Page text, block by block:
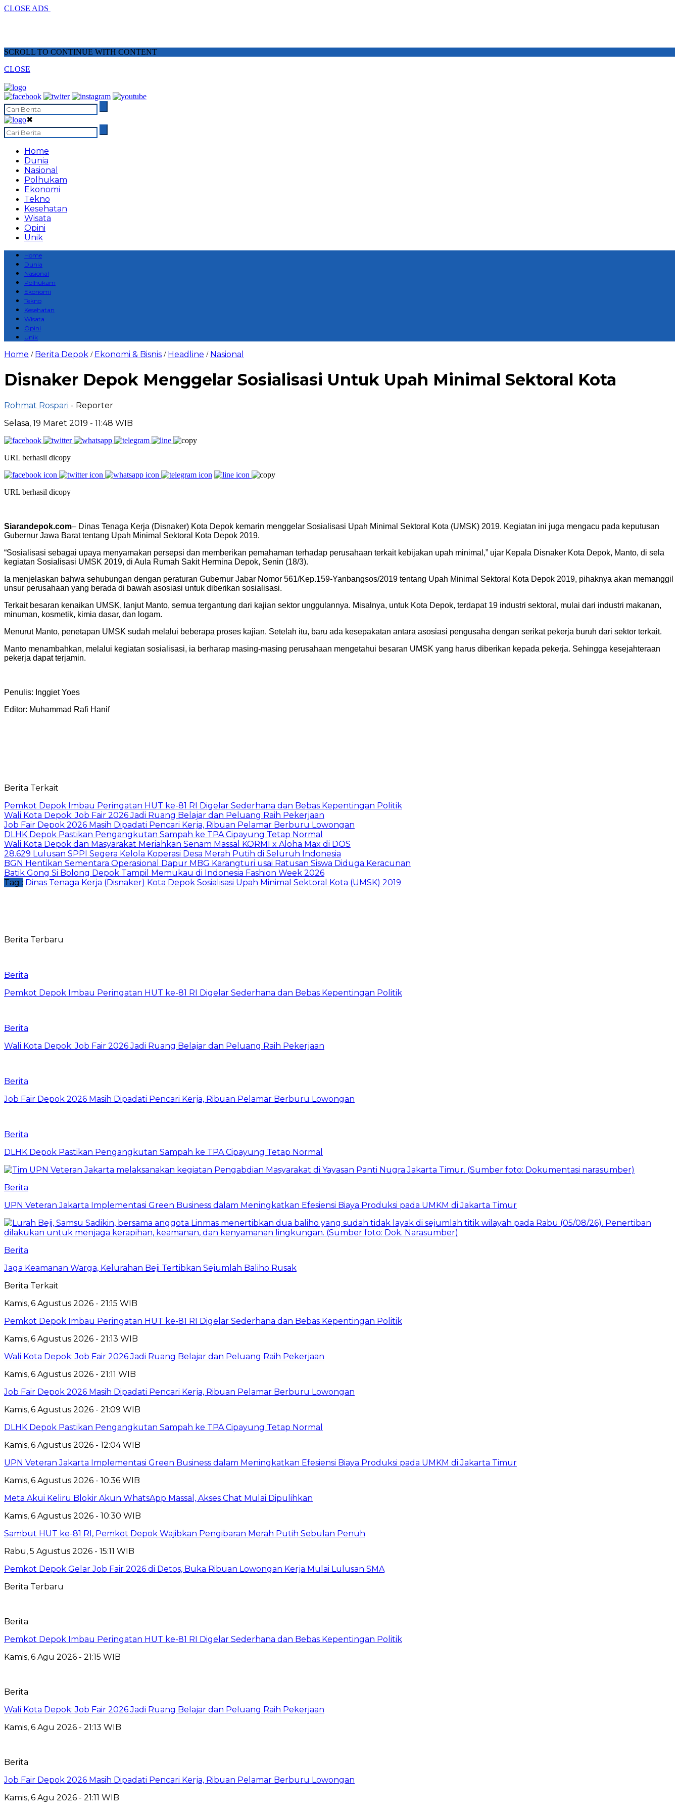
CLOSE ADS
SCROLL TO CONTINUE WITH CONTENT
CLOSE
✖
Home
Dunia
Nasional
Polhukam
Ekonomi
Tekno
Kesehatan
Wisata
Opini
Unik
Home
Dunia
Nasional
Polhukam
Ekonomi
Tekno
Kesehatan
Wisata
Opini
Unik
Home / Berita Depok / Ekonomi & Bisnis / Headline / Nasional
Disnaker Depok Menggelar Sosialisasi Untuk Upah Minimal Sektoral Kota
Rohmat Rospari - Reporter
Selasa, 19 Maret 2019 - 11:48 WIB
URL berhasil dicopy
URL berhasil dicopy
Siarandepok.com– Dinas Tenaga Kerja (Disnaker) Kota Depok kemarin menggelar Sosialisasi Upah Minimal Sektoral Kota (UMSK) 2019. Kegiatan ini juga mengacu pada keputusan
Gubernur Jawa Barat tentang Upah Minimal Sektoral Kota Depok 2019.
“Sosialisasi sebagai upaya menyamakan persepsi dan memberikan pemahaman terhadap perusahaan terkait kebijakan upah minimal,” ujar Kepala Disnaker Kota Depok, Manto, di sela
kegiatan Sosialisasi UMSK 2019, di Aula Rumah Sakit Hermina Depok, Senin (18/3).
Ia menjelaskan bahwa sehubungan dengan peraturan Gubernur Jabar Nomor 561/Kep.159-Yanbangsos/2019 tentang Upah Minimal Sektoral Kota Depok 2019, pihaknya akan memanggil
unsur perusahaan yang berada di bawah asosiasi untuk diberikan sosialisasi.
Terkait besaran kenaikan UMSK, lanjut Manto, semua tergantung dari kajian sektor unggulannya. Misalnya, untuk Kota Depok, terdapat 19 industri sektoral, mulai dari industri makanan,
minuman, kosmetik, kimia dasar, dan logam.
Menurut Manto, penetapan UMSK sudah melalui beberapa proses kajian. Setelah itu, baru ada kesepakatan antara asosiasi pengusaha dengan serikat pekerja buruh dari sektor terkait.
Manto menambahkan, melalui kegiatan sosialisasi, ia berharap masing-masing perusahaan mengetahui besaran UMSK yang harus diberikan kepada pekerja. Sehingga kesejahteraan
pekerja dapat terjamin.
Penulis: Inggiet Yoes
Editor: Muhammad Rafi Hanif
Berita Terkait
Pemkot Depok Imbau Peringatan HUT ke-81 RI Digelar Sederhana dan Bebas Kepentingan Politik
Wali Kota Depok: Job Fair 2026 Jadi Ruang Belajar dan Peluang Raih Pekerjaan
Job Fair Depok 2026 Masih Dipadati Pencari Kerja, Ribuan Pelamar Berburu Lowongan
DLHK Depok Pastikan Pengangkutan Sampah ke TPA Cipayung Tetap Normal
Wali Kota Depok dan Masyarakat Meriahkan Senam Massal KORMI x Aloha Max di DOS
28.629 Lulusan SPPI Segera Kelola Koperasi Desa Merah Putih di Seluruh Indonesia
BGN Hentikan Sementara Operasional Dapur MBG Karangturi usai Ratusan Siswa Diduga Keracunan
Batik Gong Si Bolong Depok Tampil Memukau di Indonesia Fashion Week 2026
Tag : Dinas Tenaga Kerja (Disnaker) Kota Depok Sosialisasi Upah Minimal Sektoral Kota (UMSK) 2019
Berita Terbaru
Berita
Pemkot Depok Imbau Peringatan HUT ke-81 RI Digelar Sederhana dan Bebas Kepentingan Politik
Berita
Wali Kota Depok: Job Fair 2026 Jadi Ruang Belajar dan Peluang Raih Pekerjaan
Berita
Job Fair Depok 2026 Masih Dipadati Pencari Kerja, Ribuan Pelamar Berburu Lowongan
Berita
DLHK Depok Pastikan Pengangkutan Sampah ke TPA Cipayung Tetap Normal
Berita
UPN Veteran Jakarta Implementasi Green Business dalam Meningkatkan Efesiensi Biaya Produksi pada UMKM di Jakarta Timur
Berita
Jaga Keamanan Warga, Kelurahan Beji Tertibkan Sejumlah Baliho Rusak
Berita Terkait
Kamis, 6 Agustus 2026 - 21:15 WIB
Pemkot Depok Imbau Peringatan HUT ke-81 RI Digelar Sederhana dan Bebas Kepentingan Politik
Kamis, 6 Agustus 2026 - 21:13 WIB
Wali Kota Depok: Job Fair 2026 Jadi Ruang Belajar dan Peluang Raih Pekerjaan
Kamis, 6 Agustus 2026 - 21:11 WIB
Job Fair Depok 2026 Masih Dipadati Pencari Kerja, Ribuan Pelamar Berburu Lowongan
Kamis, 6 Agustus 2026 - 21:09 WIB
DLHK Depok Pastikan Pengangkutan Sampah ke TPA Cipayung Tetap Normal
Kamis, 6 Agustus 2026 - 12:04 WIB
UPN Veteran Jakarta Implementasi Green Business dalam Meningkatkan Efesiensi Biaya Produksi pada UMKM di Jakarta Timur
Kamis, 6 Agustus 2026 - 10:36 WIB
Meta Akui Keliru Blokir Akun WhatsApp Massal, Akses Chat Mulai Dipulihkan
Kamis, 6 Agustus 2026 - 10:30 WIB
Sambut HUT ke-81 RI, Pemkot Depok Wajibkan Pengibaran Merah Putih Sebulan Penuh
Rabu, 5 Agustus 2026 - 15:11 WIB
Pemkot Depok Gelar Job Fair 2026 di Detos, Buka Ribuan Lowongan Kerja Mulai Lulusan SMA
Berita Terbaru
Berita
Pemkot Depok Imbau Peringatan HUT ke-81 RI Digelar Sederhana dan Bebas Kepentingan Politik
Kamis, 6 Agu 2026 - 21:15 WIB
Berita
Wali Kota Depok: Job Fair 2026 Jadi Ruang Belajar dan Peluang Raih Pekerjaan
Kamis, 6 Agu 2026 - 21:13 WIB
Berita
Job Fair Depok 2026 Masih Dipadati Pencari Kerja, Ribuan Pelamar Berburu Lowongan
Kamis, 6 Agu 2026 - 21:11 WIB